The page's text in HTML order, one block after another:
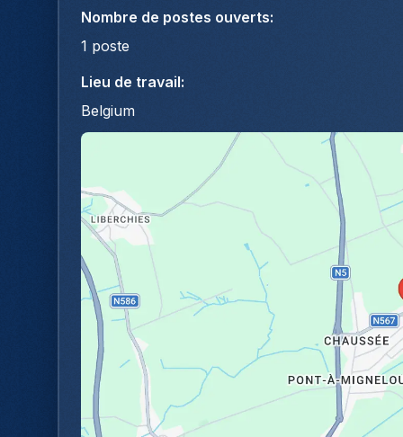
Nombre de postes ouverts:
1 poste
Lieu de travail:
Belgium